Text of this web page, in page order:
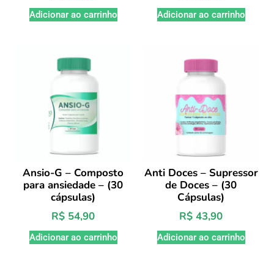
Adicionar ao carrinho Adicionar ao carrinho
Ansio-G – Composto
para ansiedade – (30
cápsulas)
R$ 54,90
Adicionar ao carrinho
Anti Doces – Supressor
de Doces – (30
Cápsulas)
R$ 43,90
Adicionar ao carrinho